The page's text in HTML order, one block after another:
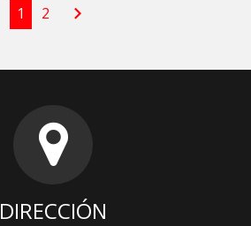
1 2 chevron_right
DIRECCIÓN